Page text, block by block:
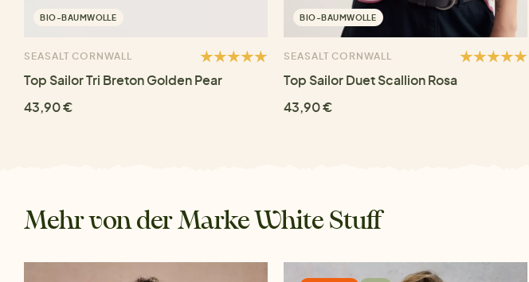
BIO-BAUMWOLLE
SEASALT CORNWALL
Top Sailor Tri Breton Golden Pear
43,90 €
BIO-BAUMWOLLE
SEASALT CORNWALL
Top Sailor Duet Scallion Rosa
43,90 €
Mehr von der Marke White Stuff